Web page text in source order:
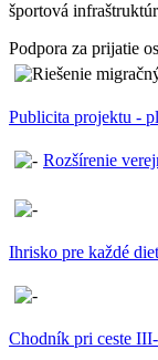
športová
Podpora za prijatie
Publicita projektu -
Rozšírenie
Ihrisko pre každé
Chodník pri ceste